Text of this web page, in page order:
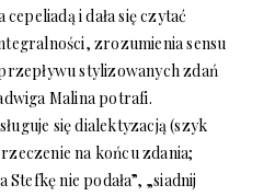
cepeliadą i dała się czytać
zrozumienia sensu
stylizowanych zdań
Malina potrafi.
się dialektyzacją (szyk
na końcu zdania;
Stefkę nie podała”, „siadnij